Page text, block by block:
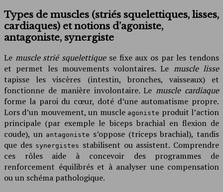
Types de muscles (striés squelettiques, lisses,
cardiaques) et notions d’agoniste,
antagoniste, synergiste
Le muscle strié squelettiquese fixe aux os par les tendons
et permet les mouvements volontaires. Le muscle lisse
tapisse les viscères (intestin, bronches, vaisseaux) et
fonctionne de manière involontaire. Lemuscle cardiaque
forme la paroi du cœur, doté d’une automatisme propre.
Lors d’un mouvement, un muscle agoniste produit l’action
principale (par exemple le biceps brachial en flexion de
coude), un antagoniste s’oppose (triceps brachial), tandis
que des synergistes stabilisent ou assistent. Comprendre
ces rôles aide à concevoir des programmes de
renforcement équilibrés et à analyser une compensation
ou un schéma pathologique.